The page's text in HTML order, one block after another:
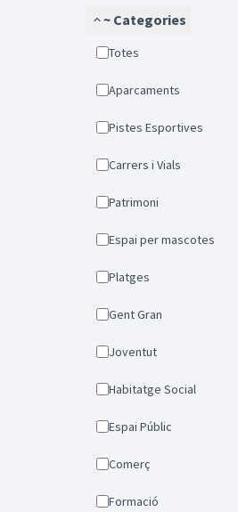
~ Categories
Totes
Aparcaments
Pistes Esportives
Carrers i Vials
Patrimoni
Espai per mascotes
Platges
Gent Gran
Joventut
Habitatge Social
Espai Públic
Comerç
Formació